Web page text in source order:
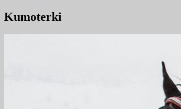
Kumoterki